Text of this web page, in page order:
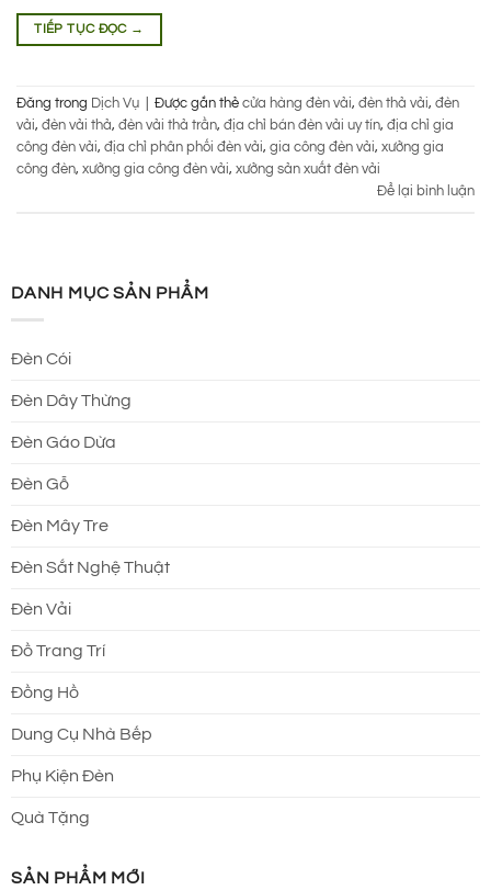
TIẾP TỤC ĐỌC →
Đăng trong Dịch Vụ Được gắn thẻ cửa hàng đèn vải, đèn thả vải, đèn
vải, đèn vải thả, đèn vải thả trần, địa chỉ bán đèn vải uy tín, địa chỉ gia
công đèn vải, địa chỉ phân phối đèn vải, gia công đèn vải, xưởng gia
công đèn, xưởng gia công đèn vải, xưởng sản xuất đèn vải
Để lại bình luận
DANH MỤC SẢN PHẨM
Đèn Cói
Đèn Dây Thừng
Đèn Gáo Dừa
Đèn Gỗ
Đèn Mây Tre
Đèn Sắt Nghệ Thuật
Đèn Vải
Đồ Trang Trí
Đồng Hồ
Dung Cụ Nhà Bếp
Phụ Kiện Đèn
Quà Tặng
SẢN PHẨM MỚI